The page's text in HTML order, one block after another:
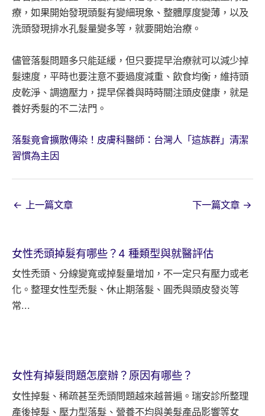
療，如果開始發現頭髮有變細現象、整體厚度變薄，以及
洗頭發現排水孔髮量變多等，就要開始治療。
儘管落髮問題多只能延緩，但只要提早治療就可以減少掉
髮速度，平時也要注意不要過度減重、飲食均衡，維持頭
皮乾淨、調適壓力，提早保養與時時關注頭皮健康，就是
養好秀髮的不二法門。
落髮竟會擴散傳染！皮膚科醫師：台灣人「這族群」清潔
習慣為主因
← 上一篇文章 下一篇文章 →
女性禿頭掉髮有哪些？4 種類型與就醫評估
女性禿頭、分線變寬或掉髮量增加，不一定只有壓力或老
化。整理女性型禿髮、休止期落髮、圓禿與頭皮發炎等
常...
女性有掉髮問題怎麼辦？原因有哪些？
女性掉髮、稀疏甚至禿頭問題越來越普遍。瑞安診所整理
產後掉髮、壓力型落髮、營養不均與美髮產品影響等女